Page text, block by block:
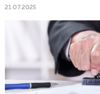
21.07.2025